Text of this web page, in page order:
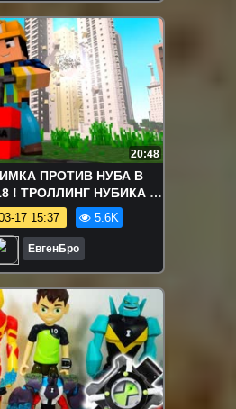
20:48
ПРОТИВ НУБА В
! ТРОЛЛИНГ НУБИКА В
Мультик Майнкрафт
17 15:37 5.6K
ЕвгенБро